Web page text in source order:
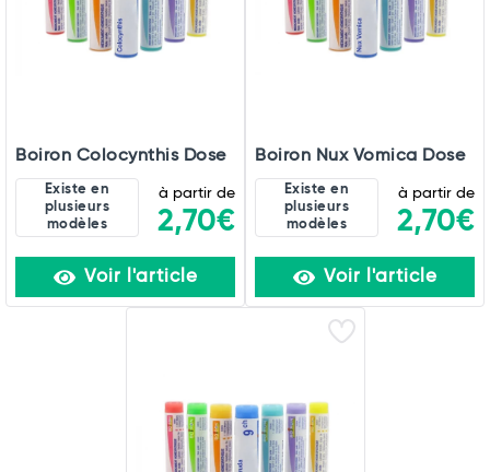
Boiron Colocynthis Dose
Existe en
plusieurs
modèles
à partir de
2,70€
Voir l'article
Boiron Nux Vomica Dose
Existe en
plusieurs
modèles
à partir de
2,70€
Voir l'article